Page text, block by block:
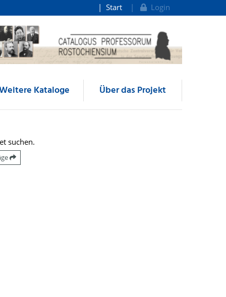
Start Login
Kataloge Über das Projekt
suchen.